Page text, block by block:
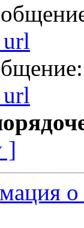
url
url
]